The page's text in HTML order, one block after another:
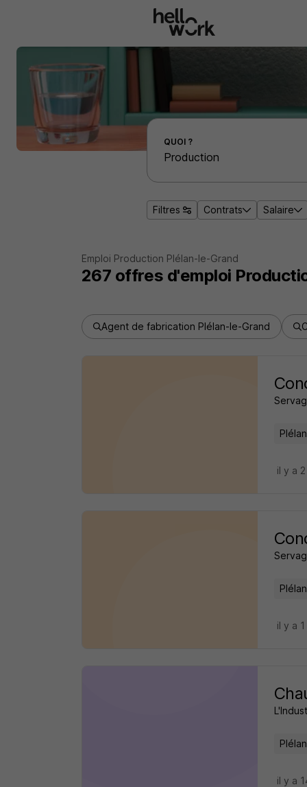
Effectuer une recherche d'emploi par localité
QUOI ?
Filtres Contrats Salaire
Emploi Production Plélan-le-Grand
267 offres d'emploi
Agent de fabrication Plélan-le-Grand
il y a
il y a
il y a